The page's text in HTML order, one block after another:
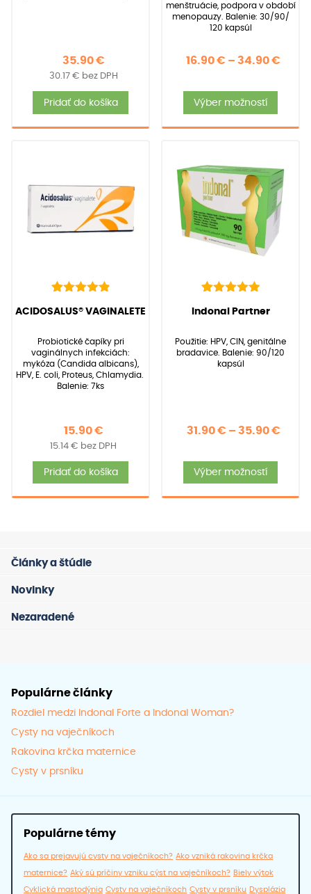
35.90€
30.17 € bez DPH
Pridať do košíka
menštruácie, podpora v období
menopauzy. Balenie: 30/90/
120 kapsúl
16.90€ – 34.90€
Výber možností
má
si
4.95
základe
zákazníckych
recenzií
(22recenzií zákazníkov)
ACIDOSALUS® VAGINALETE
Probiotické čapíky pri
vaginálnych infekciách:
mykóza (Candida albicans),
HPV, E. coli, Proteus, Chlamydia.
Balenie: 7ks
15.90€
15.14 € bez DPH
Pridať do košíka
5.00
základe
zákazníckych
recenzií
recenzií zákazníkov)
Indonal Partner
Použitie: HPV, CIN, genitálne
bradavice. Balenie: 90/120
kapsúl
31.90€ – 35.90€Price
Výber možností
má
Články a štúdie
Novinky
Nezaradené
Populárne články
Rozdiel medzi Indonal Forte a Indonal Woman?
Cysty na vaječníkoch
Rakovina krčka maternice
Cysty v prsníku
Populárne témy
Ako sa prejavujú cysty na vaječníkoch? Ako vzniká rakovina krčka
maternice? Aký sú príčiny vzniku cýst na vaječníkoch? Biely výtok
Cyklická mastodýnia Cysty na vaječníkoch Cysty v prsníku Dysplázia